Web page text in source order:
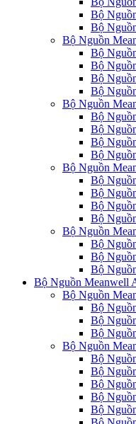
Bộ
Bộ
Bộ Nguồn
Bộ
Bộ
Bộ
Bộ
Bộ Nguồn
Bộ
Bộ
Bộ
Bộ
Bộ Nguồn
Bộ
Bộ
Bộ
Bộ
Bộ Nguồn
Bộ
Bộ
Bộ
Bộ Nguồn Meanwell
Bộ Nguồn
Bộ
Bộ
Bộ
Bộ Nguồn
Bộ
Bộ
Bộ
Bộ
Bộ